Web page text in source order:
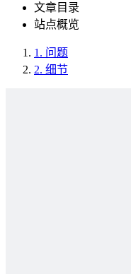
文章目录
站点概览
1. 问题
2. 细节